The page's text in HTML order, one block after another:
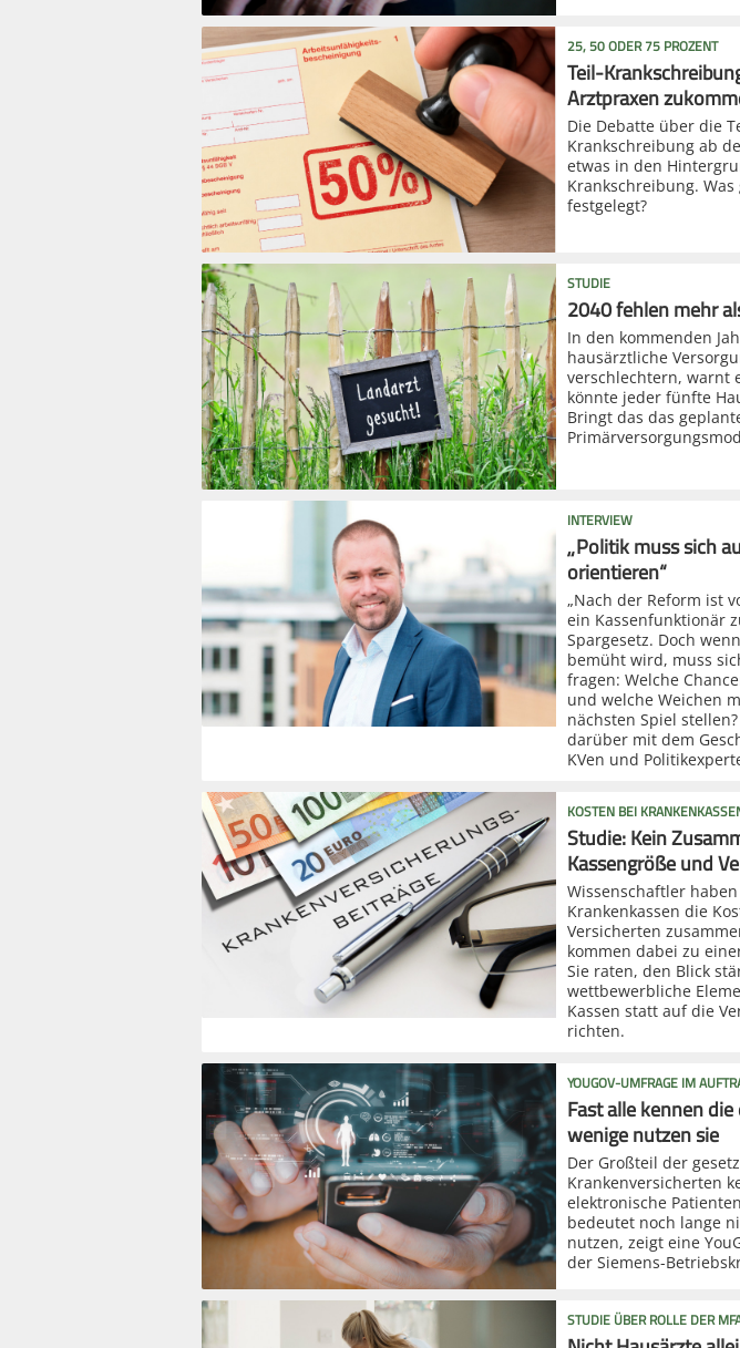
25, 50 ODER 75 PROZENT
Teil-
Arztpraxen
Die Debatte über die
Krankschreibung ab
etwas in den
Krankschreibung.
festgelegt?
STUDIE
2040 fehlen mehr
In den kommenden
hausärztliche
verschlechtern, warnt
könnte jeder fünfte
Bringt das das
INTERVIEW
„Politik muss sich
orientieren“
„Nach der Reform ist
ein Kassenfunktionär
Spargesetz. Doch
bemüht wird, muss
fragen: Welche
und welche Weichen
nächsten Spiel
darüber mit dem
KVen und
KOSTEN BEI
Studie: Kein
Kassengröße und
Wissenschaftler
Krankenkassen die
Versicherten
kommen dabei zu
Sie raten, den Blick
wettbewerbliche
Kassen statt auf die
richten.
YOUGOV-UMFRAGE IM
Fast alle kennen
wenige nutzen sie
Der Großteil der
Krankenversicherten
elektronische
bedeutet noch lange
nutzen, zeigt eine
der Siemens-
STUDIE ÜBER ROLLE DER